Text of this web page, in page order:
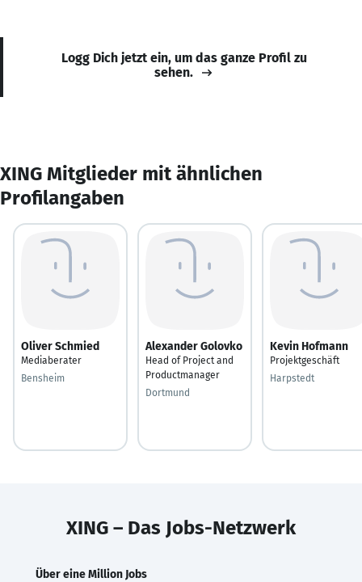
Logg Dich jetzt ein, um das ganze Profil zu
sehen.
XING Mitglieder mit ähnlichen
Profilangaben
Oliver Schmied
Mediaberater
Bensheim
Alexander Golovko
Head of Project and
Productmanager
Dortmund
Kevin Hofmann
Projektgeschäft
Harpstedt
XING – Das Jobs-Netzwerk
Über eine Million Jobs